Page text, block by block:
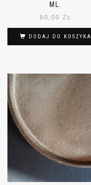
ML.
80,00 ZŁ
DODAJ DO KOSZYKA